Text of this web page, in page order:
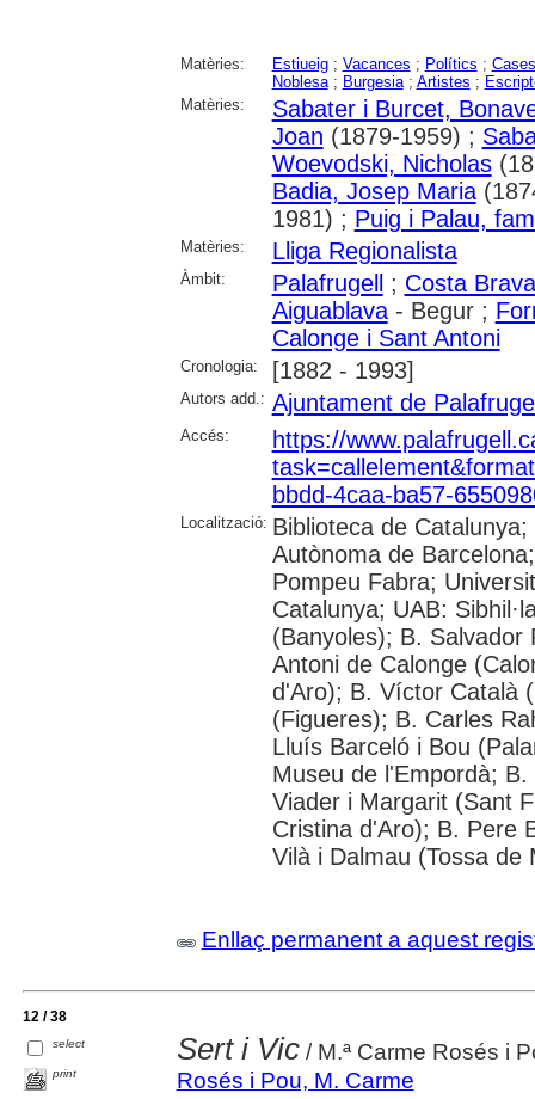
Matèries: Estiueig; Vacances ; Polítics ; Cases
Noblesa; Burgesia; Artistes ;
Matèries:
Sabater i Burcet,
Joan (1879-1959) ;
Woevodski, Nicholas
Badia, Josep Maria
1981) ; Puig i Palau,
Matèries: Lliga Regionalista
Àmbit: Palafrugell ; Costa Brava
Aiguablava- Begur ;
Calonge i Sant Antoni
Cronologia: [1882 - 1993]
Autors add.: Ajuntament de
Accés:
https://
bbdd-4caa-ba57-
Localització: Biblioteca de
Autònoma de
Pompeu Fabra;
Catalunya; UAB:
(Banyoles); B. Salvador
Antoni de Calonge
d'Aro); B. Víctor Català
(Figueres); B. Carles
Lluís Barceló i Bou
Museu de l'Empordà;
Viader i Margarit (Sant
Cristina d'Aro); B. Pere
Vilà i Dalmau (Tossa de
Enllaç permanent a aquest
12 / 38
select
print
Sert i Vic/ M.ª Carme Rosés i
Rosés i Pou, M. Carme